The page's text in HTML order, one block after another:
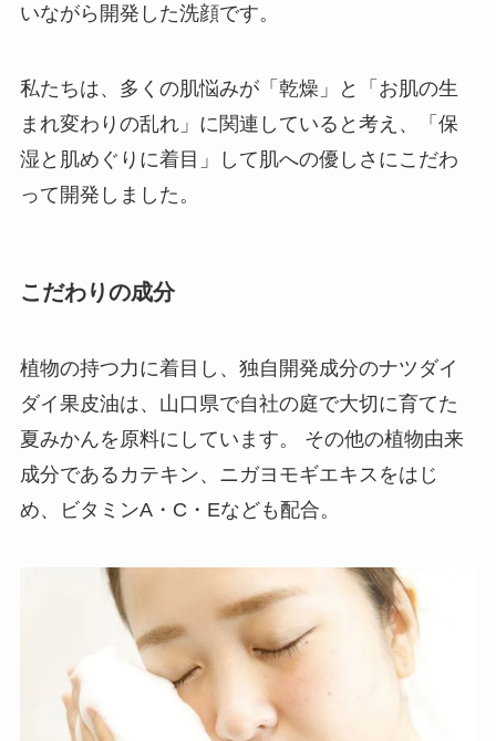
いながら開発した洗顔です。
私たちは、多くの肌悩みが「乾燥」と「お肌の生
まれ変わりの乱れ」に関連していると考え、「保
湿と肌めぐりに着目」して肌への優しさにこだわ
って開発しました。
こだわりの成分
植物の持つ力に着目し、独自開発成分のナツダイ
ダイ果皮油は、山口県で自社の庭で大切に育てた
夏みかんを原料にしています。 その他の植物由来
成分であるカテキン、ニガヨモギエキスをはじ
め、ビタミンA・C・Eなども配合。